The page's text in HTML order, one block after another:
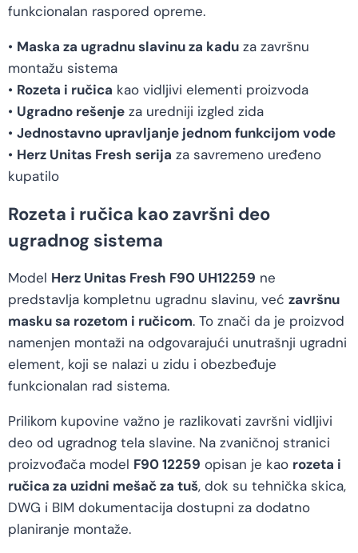
funkcionalan raspored opreme.
• Maska za ugradnu slavinu za kadu za završnu
montažu sistema
• Rozeta i ručica kao vidljivi elementi proizvoda
• Ugradno rešenje za uredniji izgled zida
• Jednostavno upravljanje jednom funkcijom vode
• Herz Unitas Fresh serija za savremeno uređeno
kupatilo
Rozeta i ručica kao završni deo
ugradnog sistema
Model Herz Unitas Fresh F90 UH12259 ne
predstavlja kompletnu ugradnu slavinu, već završnu
masku sa rozetom i ručicom. To znači da je proizvod
namenjen montaži na odgovarajući unutrašnji ugradni
element, koji se nalazi u zidu i obezbeđuje
funkcionalan rad sistema.
Prilikom kupovine važno je razlikovati završni vidljivi
deo od ugradnog tela slavine. Na zvaničnoj stranici
proizvođača model F90 12259 opisan je kao rozeta i
ručica za uzidni mešač za tuš, dok su tehnička skica,
DWG i BIM dokumentacija dostupni za dodatno
planiranje montaže.